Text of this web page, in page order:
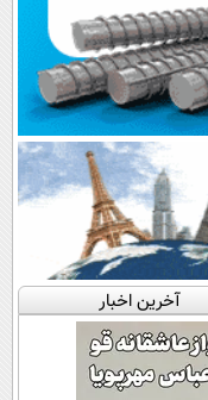
آخرین اخبار